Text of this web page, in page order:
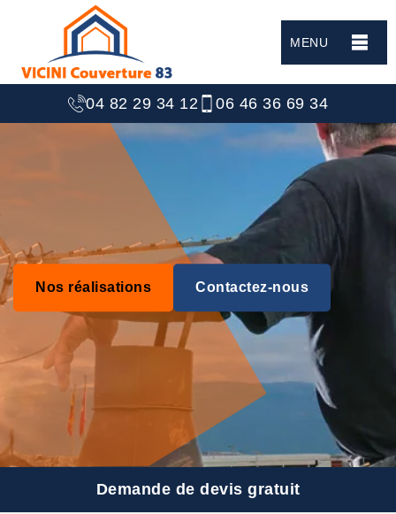
MENU
04 82 29 34 12 06 46 36 69 34
Nos réalisations Contactez-nous
Demande de devis gratuit